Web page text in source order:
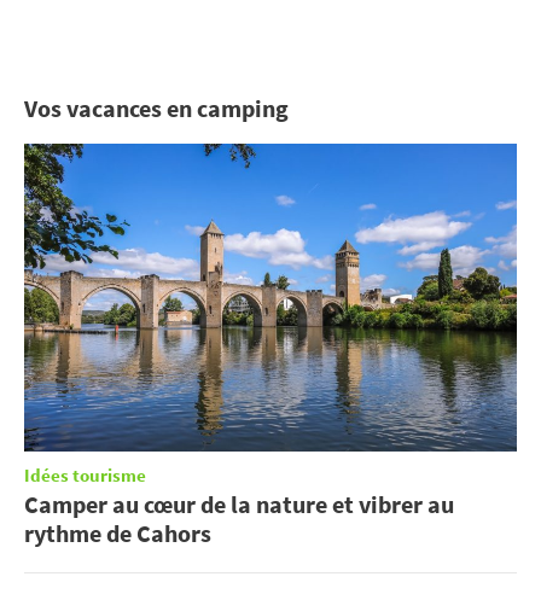
Vos vacances en camping
Idées tourisme
Camper au cœur de la nature et vibrer au
rythme de Cahors